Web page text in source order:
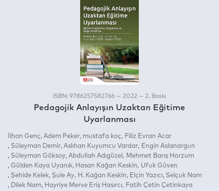
ISBN: 9786257582766 — 2022 — 2. Baskı
Pedagojik Anlayışın Uzaktan Eğitime
Uyarlanması
İlhan Genç Adem Peker mustafa koç
Filiz Evran Acar
Süleyman Demir Aslıhan Kuyumcu Vardar
Engin Aslanargun
Süleyman Göksoy Abdullah Adıgüzel
Mehmet Barış Horzum
Gülden Kaya Uyanık
Hasan Kağan Keskin
Ufuk Güven
Şehide Kelek Şule Ay H. Kağan Keskin Elçin Yazıcı
Selçuk Nam
Dilek Nam
Hayriye Merve Eriş Hasırcı
Fatih Çetin Çetinkaya